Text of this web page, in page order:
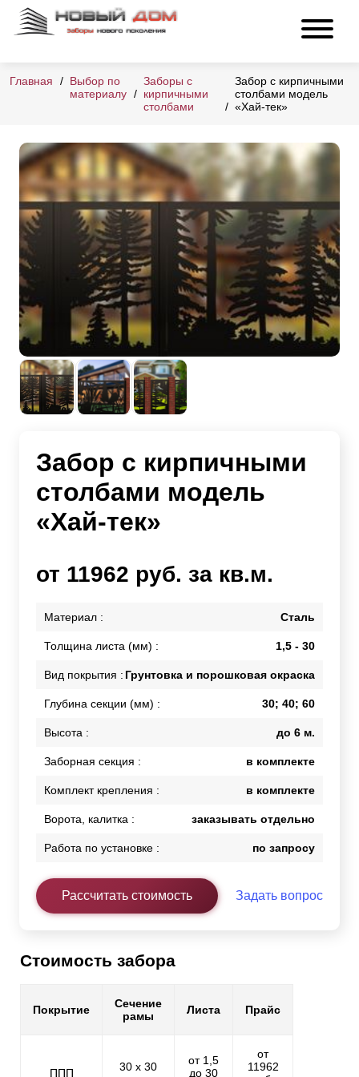
Главная
Выбор по
материалу
Заборы с
кирпичными
столбами
Забор с кирпичными
столбами модель
«Хай-тек»
Забор с кирпичными
столбами модель
«Хай-тек»
от 11962 руб. за кв.м.
Материал : Сталь
Толщина листа (мм) : 1,5 - 30
Вид покрытия : Грунтовка и порошковая окраска
Глубина секции (мм) : 30; 40; 60
Высота : до 6 м.
Заборная секция : в комплекте
Комплект крепления : в комплекте
Ворота, калитка : заказывать отдельно
Работа по установке : по запросу
Рассчитать стоимость Задать вопрос
Стоимость забора
Покрытие
Сечение
рамы
Листа Прайс
ППП
30 х 30
от 1,5
до 30
от
11962